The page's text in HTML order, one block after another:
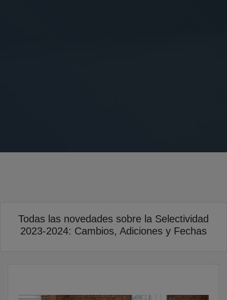
Todas las novedades sobre la Selectividad
2023-2024: Cambios, Adiciones y Fechas